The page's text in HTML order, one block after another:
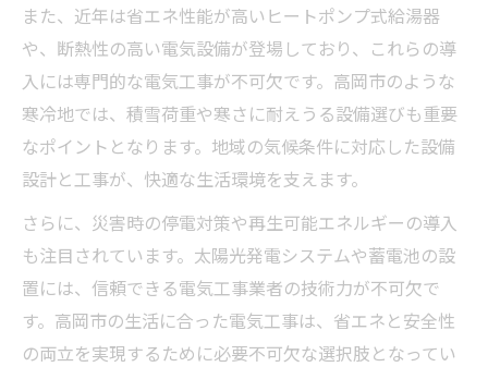
電気工事で賢くコストダウンするポイント
電化への切り替え、シミュレーションで分かる
成果とは
電気工事のシミュレーションで見える電化
の効果
点
電気工事のシミュレーションで電化後の生
活を予測
電化によるランニングコスト削減をシミュ
また、近年は省エネ性能が高いヒートポンプ式給湯器
や、断熱性の高い電気設備が登場しており、これらの導
入には専門的な電気工事が不可欠です。高岡市のような
寒冷地では、積雪荷重や寒さに耐えうる設備選びも重要
なポイントとなります。地域の気候条件に対応した設備
設計と工事が、快適な生活環境を支えます。
さらに、災害時の停電対策や再生可能エネルギーの導入
も注目されています。太陽光発電システムや蓄電池の設
置には、信頼できる電気工事業者の技術力が不可欠で
す。高岡市の生活に合った電気工事は、省エネと安全性
の両立を実現するために必要不可欠な選択肢となってい